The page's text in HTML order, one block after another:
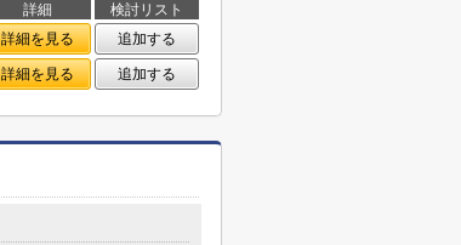
詳細
検討リスト
詳細を見る
追加する
詳細を見る 追加する